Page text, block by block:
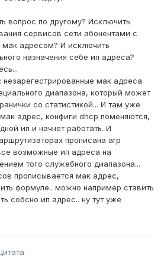
вопрос по другому? Исключить
сервисов сети абонентами с
мак адресом? И исключить
назначения себе ип адреса?
незарегестрированные мак адреса
диапазона, который может
со статистикой... И там уже
адрес, конфиги dhcp поменяются,
ип и начнет работать. И
прописана arp
возможные ип адреса на
того служебного диапазона...
прописывается мак адрес,
формуле.. можно например ставить
собсно ип адрес.. ну тут уже